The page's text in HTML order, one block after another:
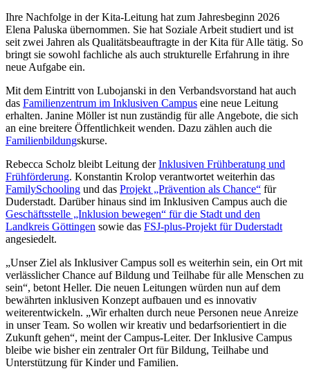
Ihre Nachfolge in der Kita-Leitung hat zum Jahresbeginn 2026
Elena Paluska übernommen. Sie hat Soziale Arbeit studiert und ist
seit zwei Jahren als Qualitätsbeauftragte in der Kita für Alle tätig. So
bringt sie sowohl fachliche als auch strukturelle Erfahrung in ihre
neue Aufgabe ein.
Mit dem Eintritt von Lubojanski in den Verbandsvorstand hat auch
das Familienzentrum im Inklusiven Campus eine neue Leitung
erhalten. Janine Möller ist nun zuständig für alle Angebote, die sich
an eine breitere Öffentlichkeit wenden. Dazu zählen auch die
Familienbildungskurse.
Rebecca Scholz bleibt Leitung derInklusiven Frühberatung und
Frühförderung. Konstantin Krolop verantwortet weiterhin das
FamilySchooling und das Projekt „Prävention als Chance“ für
Duderstadt. Darüber hinaus sind im Inklusiven Campus auch die
Geschäftsstelle „Inklusion bewegen“ für die Stadt und den
Landkreis Göttingen sowie das FSJ-plus-Projekt für Duderstadt
angesiedelt.
„Unser Ziel als Inklusiver Campus soll es weiterhin sein, ein Ort mit
verlässlicher Chance auf Bildung und Teilhabe für alle Menschen zu
sein“, betont Heller. Die neuen Leitungen würden nun auf dem
bewährten inklusiven Konzept aufbauen und es innovativ
weiterentwickeln. „Wir erhalten durch neue Personen neue Anreize
in unser Team. So wollen wir kreativ und bedarfsorientiert in die
Zukunft gehen“, meint der Campus-Leiter. Der Inklusive Campus
bleibe wie bisher ein zentraler Ort für Bildung, Teilhabe und
Unterstützung für Kinder und Familien.